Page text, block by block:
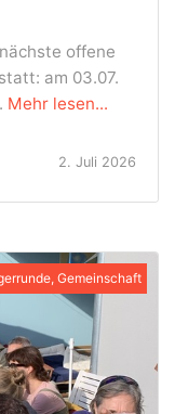
offene
am 03.07.
Mehr lesen...
2. Juli 2026
Gemeinschaft